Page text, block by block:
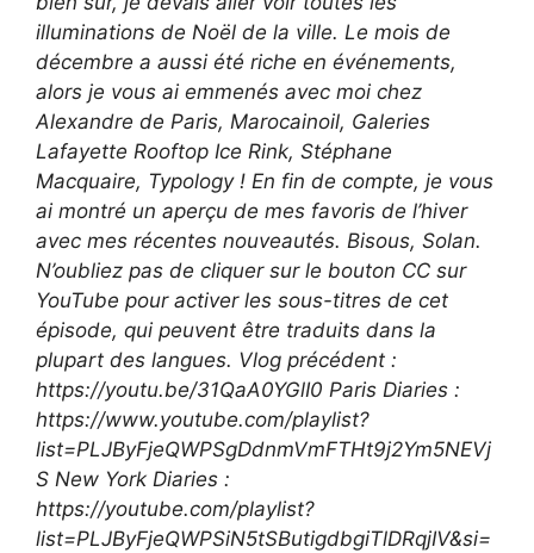
illuminations de Noël de la ville. Le mois de
décembre a aussi été riche en événements,
alors je vous ai emmenés avec moi chez
Alexandre de Paris, Marocainoil, Galeries
Lafayette Rooftop Ice Rink, Stéphane
Macquaire, Typology ! En fin de compte, je vous
ai montré un aperçu de mes favoris de l’hiver
avec mes récentes nouveautés. Bisous, Solan.
N’oubliez pas de cliquer sur le bouton CC sur
YouTube pour activer les sous-titres de cet
épisode, qui peuvent être traduits dans la
plupart des langues. Vlog précédent :
https://youtu.be/31QaA0YGlI0 Paris Diaries :
https://www.youtube.com/playlist?
list=PLJByFjeQWPSgDdnmVmFTHt9j2Ym5NEVj
S New York Diaries :
https://youtube.com/playlist?
list=PLJByFjeQWPSiN5tSButigdbgiTlDRqjIV&si=